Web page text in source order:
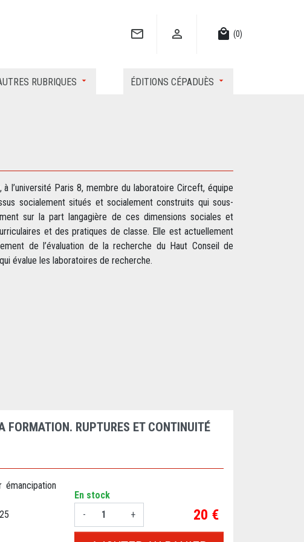
  local_mall (0)
RUBRIQUES ÉDITIONS CÉPADUÈS
l’université Paris 8, membre du laboratoire Circeft, équipe
socialement situés et socialement construits qui sous-
sur la part langagière de ces dimensions sociales et
et des pratiques de classe. Elle est actuellement
de l’évaluation de la recherche du Haut Conseil de
évalue les laboratoires de recherche.
FORMATION. RUPTURES ET CONTINUITÉ
En stock
-
+ Prix
20 €